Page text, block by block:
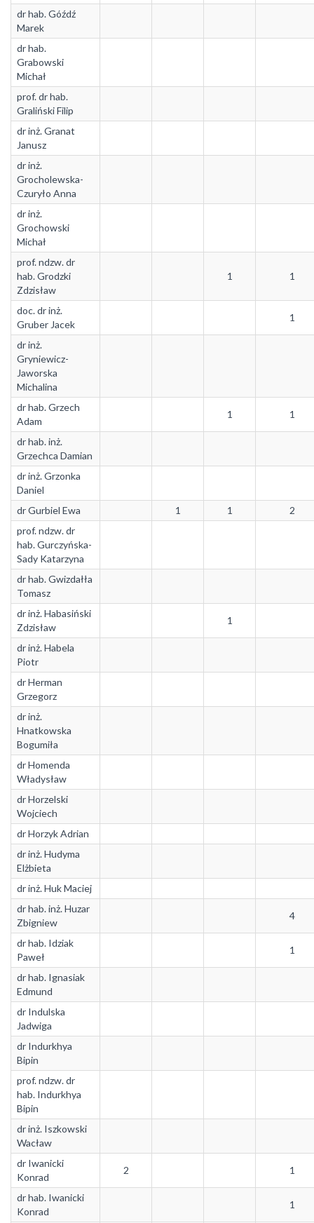
dr hab. Góźdź
Marek
dr hab.
Grabowski
Michał
prof. dr hab.
Graliński Filip
dr inż. Granat
Janusz
dr inż.
Grocholewska-
Czuryło Anna
dr inż.
Grochowski
Michał
prof. ndzw. dr
hab. Grodzki
Zdzisław
1 1
doc. dr inż.
Gruber Jacek
1
dr inż.
Gryniewicz-
Jaworska
Michalina
dr hab. Grzech
Adam
1 1
dr hab. inż.
Grzechca Damian
dr inż. Grzonka
Daniel
dr Gurbiel Ewa
1 1
2
prof. ndzw. dr
hab. Gurczyńska-
Sady Katarzyna
dr hab. Gwizdałła
Tomasz
dr inż. Habasiński
Zdzisław
1
dr inż. Habela
Piotr
dr Herman
Grzegorz
dr inż.
Hnatkowska
Bogumiła
dr Homenda
Władysław
dr Horzelski
Wojciech
dr Horzyk Adrian
dr inż. Hudyma
Elżbieta
dr inż. Huk Maciej
dr hab. inż. Huzar
Zbigniew
4
dr hab. Idziak
Paweł
1
dr hab. Ignasiak
Edmund
dr Indulska
Jadwiga
dr Indurkhya
Bipin
prof. ndzw. dr
hab. Indurkhya
Bipin
dr inż. Iszkowski
Wacław
dr Iwanicki
Konrad
2 1
dr hab. Iwanicki
Konrad
1